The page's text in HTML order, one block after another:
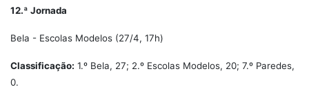
12.ª Jornada
Bela - Escolas Modelos (27/4, 17h)
Classificação: 1.º Bela, 27; 2.º Escolas Modelos, 20; 7.º Paredes,
0.